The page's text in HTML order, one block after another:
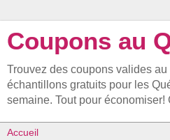
Coupons au
Trouvez des coupons valides
échantillons gratuits pour les
semaine. Tout pour